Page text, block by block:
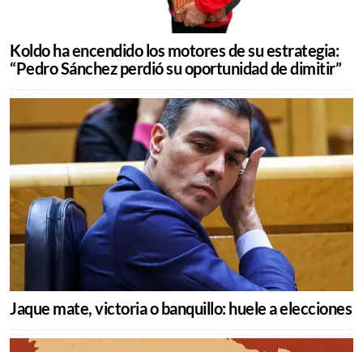
Koldo ha encendido los motores de su estrategia:
“Pedro Sánchez perdió su oportunidad de dimitir”
Jaque mate, victoria o banquillo: huele a elecciones